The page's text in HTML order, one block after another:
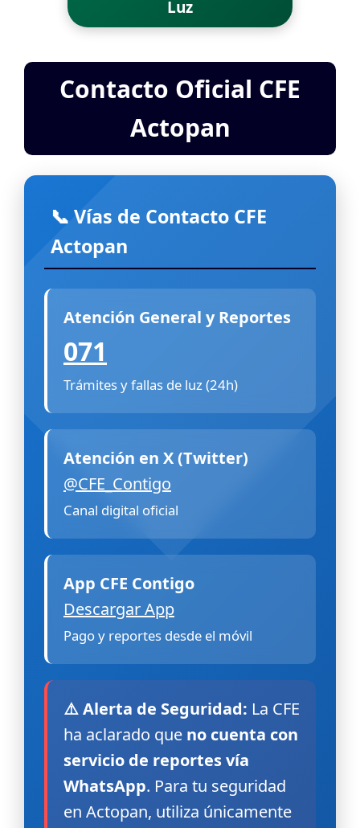
Luz
Contacto Oficial CFE
Actopan
📞 Vías de Contacto CFE
Actopan
Atención General y Reportes
071
Trámites y fallas de luz (24h)
Atención en X (Twitter)
@CFE_Contigo
Canal digital oficial
App CFE Contigo
Descargar App
Pago y reportes desde el móvil
⚠️ Alerta de Seguridad: La CFE
ha aclarado que no cuenta con
servicio de reportes vía
WhatsApp. Para tu seguridad
en Actopan, utiliza únicamente